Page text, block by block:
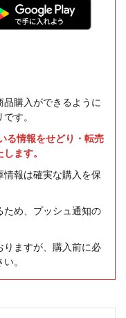
購入ができるように
す。
る情報をせどり・転売
ます。
報は確実な購入を保
ため、プッシュ通知の
りますが、購入前に必
。